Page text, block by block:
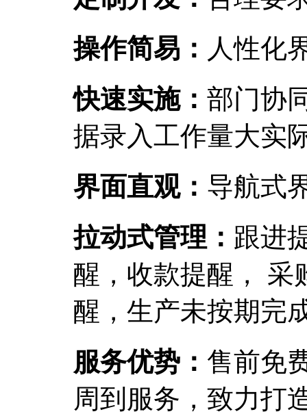
操作简易： 人性化
快速实施： 部门协
据录入工作量大实
界面直观： 导航式
拉动式管理： 跟进
醒，收款提醒， 采
醒，生产未按期完
服务优势： 售前免
周到服务，致力打